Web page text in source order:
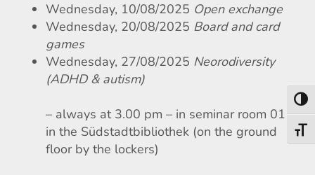
Wednesday, 10/08/2025 Open exchange
Wednesday, 20/08/2025 Board and card
games
Wednesday, 27/08/2025 Neorodiversity
(ADHD & autism)
– always at 3.00 pm – in seminar room 011
in the Südstadtbibliothek (on the ground
floor by the lockers)